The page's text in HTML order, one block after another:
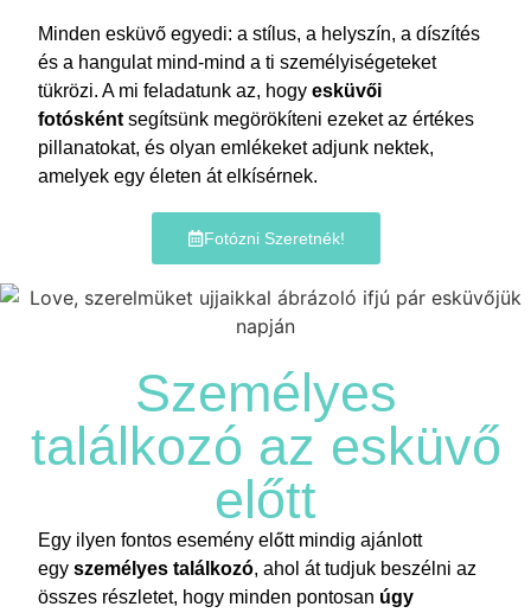
Minden esküvő egyedi: a stílus, a helyszín, a díszítés
és a hangulat mind-mind a ti személyiségeteket
tükrözi. A mi feladatunk az, hogy esküvői
fotósként segítsünk megörökíteni ezeket az értékes
pillanatokat, és olyan emlékeket adjunk nektek,
amelyek egy életen át elkísérnek.
Fotózni Szeretnék!
Személyes
találkozó az esküvő
előtt
Egy ilyen fontos esemény előtt mindig ajánlott
egy személyes találkozó, ahol át tudjuk beszélni az
összes részletet, hogy minden pontosan úgy